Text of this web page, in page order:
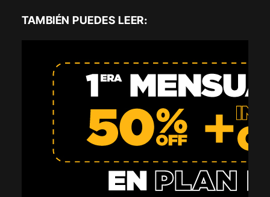
TAMBIÉN PUEDES LEER: